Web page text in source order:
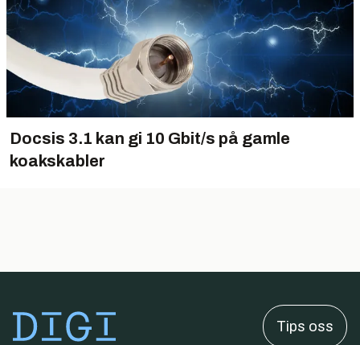
Docsis 3.1 kan gi 10 Gbit/s på gamle
koakskabler
Tips oss